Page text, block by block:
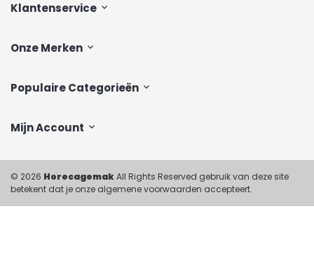
Klantenservice
Onze Merken
Populaire Categorieën
Mijn Account
© 2026 HorecagemakAll Rights Reserved gebruik van deze site
betekent dat je onze algemene voorwaarden accepteert.